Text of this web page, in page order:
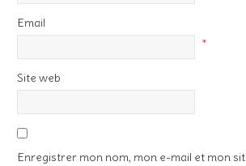
Email
*
Site web
Enregistrer mon nom, mon e-mail et mon